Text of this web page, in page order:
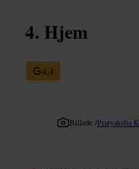
Hjem
4,4
Billede /Pratyaksha